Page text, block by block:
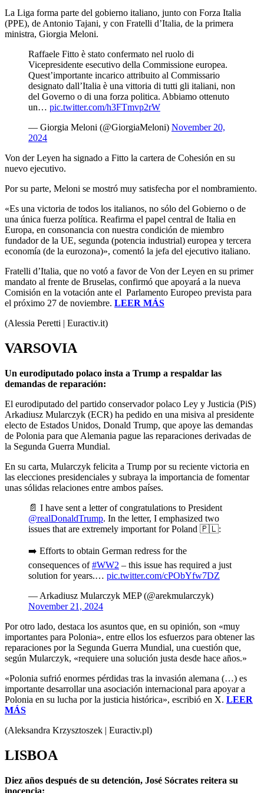
La Liga forma parte del gobierno italiano, junto con Forza Italia
(PPE), de Antonio Tajani, y con Fratelli d’Italia, de la primera
ministra, Giorgia Meloni.
Raffaele Fitto è stato confermato nel ruolo di
Vicepresidente esecutivo della Commissione europea.
Quest’importante incarico attribuito al Commissario
designato dall’Italia è una vittoria di tutti gli italiani, non
del Governo o di una forza politica. Abbiamo ottenuto
un… pic.twitter.com/h3FTmvp2rW
— Giorgia Meloni (@GiorgiaMeloni) November 20,
2024
Von der Leyen ha signado a Fitto la cartera de Cohesión en su
nuevo ejecutivo.
Por su parte, Meloni se mostró muy satisfecha por el nombramiento.
«Es una victoria de todos los italianos, no sólo del Gobierno o de
una única fuerza política. Reafirma el papel central de Italia en
Europa, en consonancia con nuestra condición de miembro
fundador de la UE, segunda (potencia industrial) europea y tercera
economía (de la eurozona)», comentó la jefa del ejecutivo italiano.
Fratelli d’Italia, que no votó a favor de Von der Leyen en su primer
mandato al frente de Bruselas, confirmó que apoyará a la nueva
Comisión en la votación ante el Parlamento Europeo prevista para
el próximo 27 de noviembre. LEER MÁS
(Alessia Peretti | Euractiv.it)
VARSOVIA
Un eurodiputado polaco insta a Trump a respaldar las
demandas de reparación:
El eurodiputado del partido conservador polaco Ley y Justicia (PiS)
Arkadiusz Mularczyk (ECR) ha pedido en una misiva al presidente
electo de Estados Unidos, Donald Trump, que apoye las demandas
de Polonia para que Alemania pague las reparaciones derivadas de
la Segunda Guerra Mundial.
En su carta, Mularczyk felicita a Trump por su reciente victoria en
las elecciones presidenciales y subraya la importancia de fomentar
unas sólidas relaciones entre ambos países.
📄 I have sent a letter of congratulations to President
@realDonaldTrump. In the letter, I emphasized two
issues that are extremely important for Poland 🇵🇱:
➡️ Efforts to obtain German redress for the
consequences of#WW2 – this issue has required a just
solution for years.… pic.twitter.com/cPObYfw7DZ
— Arkadiusz Mularczyk MEP (@arekmularczyk)
November 21, 2024
Por otro lado, destaca los asuntos que, en su opinión, son «muy
importantes para Polonia», entre ellos los esfuerzos para obtener las
reparaciones por la Segunda Guerra Mundial, una cuestión que,
según Mularczyk, «requiere una solución justa desde hace años.»
«Polonia sufrió enormes pérdidas tras la invasión alemana (…) es
importante desarrollar una asociación internacional para apoyar a
Polonia en su lucha por la justicia histórica», escribió en X. LEER
MÁS
(Aleksandra Krzysztoszek | Euractiv.pl)
LISBOA
Diez años después de su detención, José Sócrates reitera su
inocencia: